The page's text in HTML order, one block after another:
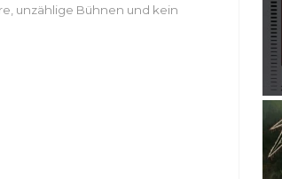
unzählige Bühnen und kein